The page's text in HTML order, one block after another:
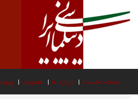
صفحه نخست درباره ما عضویت